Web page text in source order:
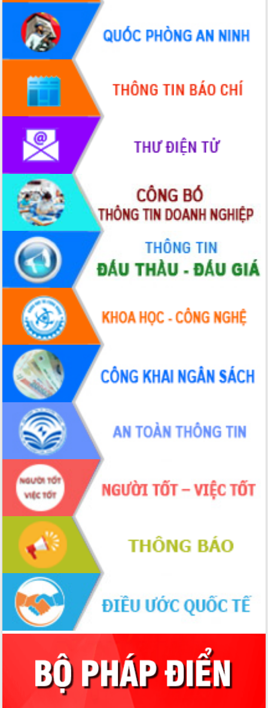
Tăng cường giám sát, đôn đốc thực
hiện nhiệm vụ quản lý tài sản công
hàng tuần
Tháo gỡ những vướng mắc, đẩy mạnh
công tác cải cách thủ tục hành chính
tại Trung tâm Phục vụ hành chính
công tỉnh
Đắk Lắk: Tôn vinh 46 giải pháp tại Hội
thi Sáng tạo Kỹ thuật 2024 - 2025
Đắk Lắk rà soát, điều chỉnh Đề án 190
về phát triển nuôi trồng thủy sản
Phó Chủ tịch UBND tỉnh Đắk Lắk
Trương Công Thái kiểm tra thực địa
Dự án cao tốc Khánh Hòa - Buôn Ma
Thuột
Định vị cà phê Việt Nam như một “di
sản sống” trong dòng chảy toàn cầu
Xây dựng nông thôn mới: Nâng cao đời
sống người dân từ những mô hình thiết
thực
Quyết liệt tháo gỡ vướng mắc, đẩy
nhanh tiến độ các dự án trọng điểm
trong Khu kinh tế Nam Phú Yên
Hòn Yến phát triển du lịch gắn với bảo
tồn biển
Lấy ý kiến điều chỉnh Quy hoạch tỉnh
Đắk Lắk thời kỳ 2021-2030, tầm nhìn
đến năm 2050
Phát động chiến dịch 30 ngày đêm
giải phóng mặt bằng Tuyến đường bộ
ven biển
Đắk Lắk nỗ lực thúc đẩy tăng trưởng
kinh tế từ 10% trở lên trong Quý
II/2026
Đắk Lắk ký kết thỏa thuận hợp tác về
chuyển đổi số giai đoạn 2026 – 2030
với Tập đoàn Bưu chính Viễn thông
Việt Nam
Thứ trưởng Bộ Y tế làm việc với tỉnh
Đắk Lắk về phát triển nhân lực y tế
cho trạm y tế cấp xã
Du lịch Đắk Lắk nâng tầm trải nghiệm
du khách thông qua Hệ thống cơ sở dữ
liệu và Bản đồ số
Tập huấn ứng dụng trí tuệ nhân tạo (AI)
trong thương mại điện tử năm 2026
Đoàn đại biểu Quốc hội tỉnh Đắk Lắk
trao đổi thông tin trước Kỳ họp thứ
Quyết liệt cải cách hành chính, khơi
thông nguồn lực phát triển
Nâng cao hiệu lực, hiệu quả HĐND